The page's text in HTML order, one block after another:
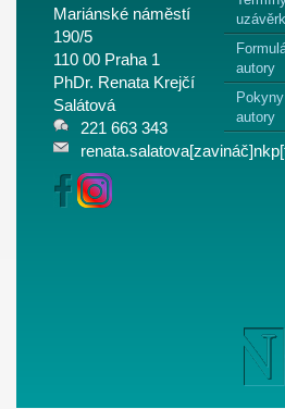
Mariánské náměstí
190/5
110 00 Praha 1
PhDr. Renata Krejčí
Salátová
221 663 343
autory
autory